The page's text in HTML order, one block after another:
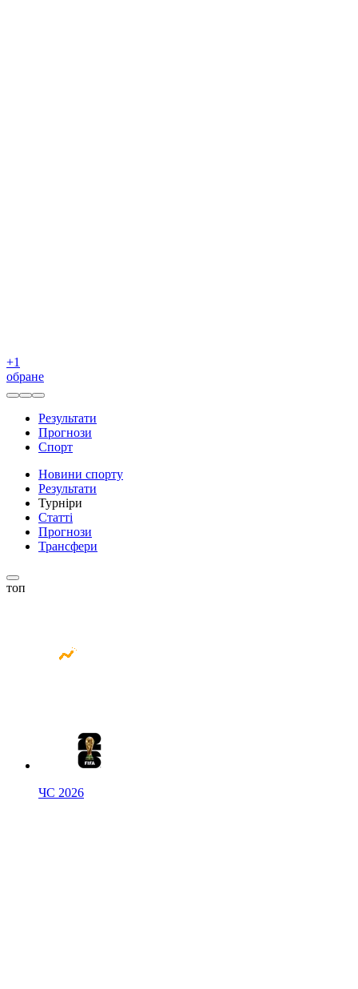
+1
обране
Результати
Прогнози
Спорт
Новини спорту
Результати
Турніри
Статті
Прогнози
Трансфери
топ
ЧС 2026